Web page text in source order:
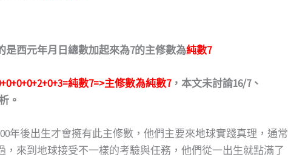
是西元年月日總數加起來為7的主修數為純數7
純數7=>主修數為純數7，本文未討論16/7、
。
年後出生才會擁有此主修數，他們主要來地球實踐真理，通常
，來到地球接受不一樣的考驗與任務，他們從一出生就點滿了